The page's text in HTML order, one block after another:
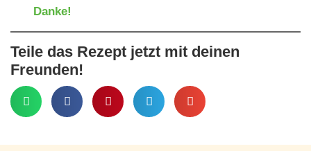
Danke!
Teile das Rezept jetzt mit deinen
Freunden!